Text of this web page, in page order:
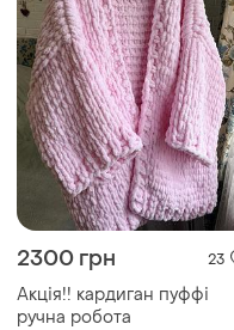
2300 грн 23
Акція!! кардиган пуффі
ручна робота